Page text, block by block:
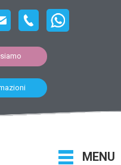
MENU